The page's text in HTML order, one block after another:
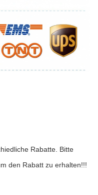
Rabatte. Bitte
den Rabatt zu erhalten!!!